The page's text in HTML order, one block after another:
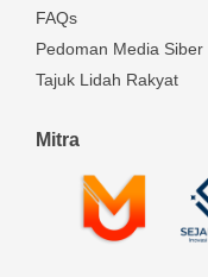
FAQs
Pedoman Media Siber
Tajuk Lidah Rakyat
Mitra